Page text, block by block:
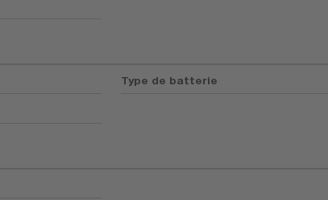
Type de batterie